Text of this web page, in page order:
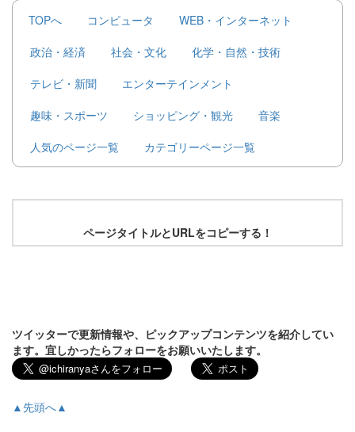
TOPへ
コンピュータ
WEB・インターネット
政治・経済
社会・文化
化学・自然・技術
テレビ・新聞
エンターテインメント
趣味・スポーツ
ショッピング・観光
音楽
人気のページ一覧
カテゴリーページ一覧
ページタイトルとURLをコピーする！
ツイッターで更新情報や、ピックアップコンテンツを紹介してい
ます。宜しかったらフォローをお願いいたします。
▲先頭へ▲